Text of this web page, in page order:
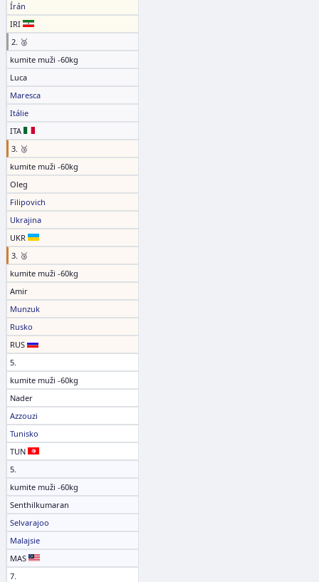
Írán
IRI
2. 🥈
kumite muži -60kg
Luca
Maresca
Itálie
ITA
3. 🥉
kumite muži -60kg
Oleg
Filipovich
Ukrajina
UKR
3. 🥉
kumite muži -60kg
Amir
Munzuk
Rusko
RUS
5.
kumite muži -60kg
Nader
Azzouzi
Tunisko
TUN
5.
kumite muži -60kg
Senthilkumaran
Selvarajoo
Malajsie
MAS
7.